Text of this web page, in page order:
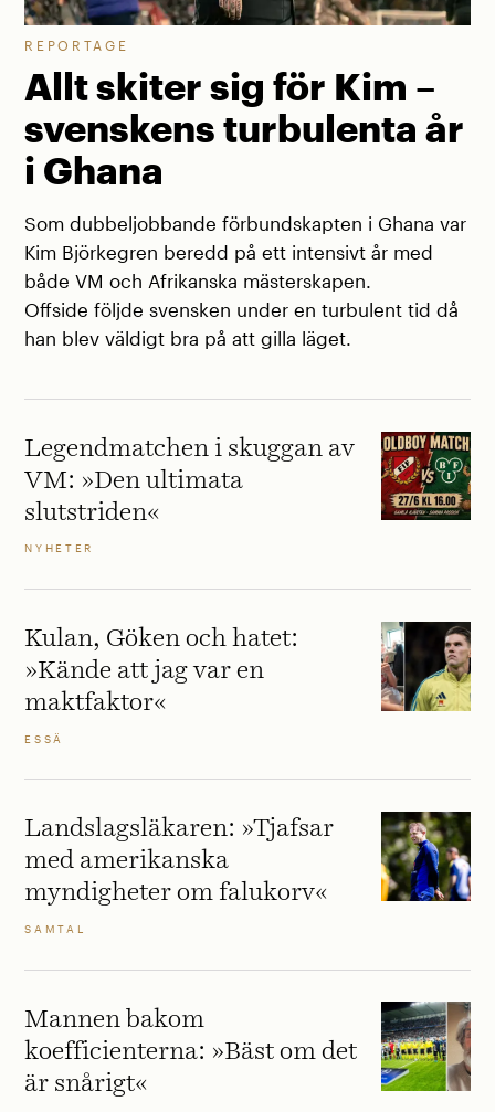
REPORTAGE
Allt skiter sig för Kim –
svenskens turbulenta år
i Ghana
Som dubbeljobbande förbundskapten i Ghana var
Kim Björkegren beredd på ett intensivt år med
både VM och Afrikanska mästerskapen.
Offside följde svensken under en turbulent tid då
han blev väldigt bra på att gilla läget.
Legendmatchen i skuggan av
VM: »Den ultimata
slutstriden«
NYHETER
Kulan, Göken och hatet:
»Kände att jag var en
maktfaktor«
ESSÄ
Landslagsläkaren: »Tjafsar
med amerikanska
myndigheter om falukorv«
SAMTAL
Mannen bakom
koefficienterna: »Bäst om det
är snårigt«